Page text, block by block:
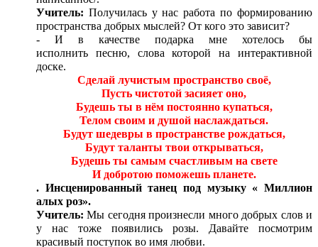
Учитель: Получилась у нас работа по формированию
пространства добрых мыслей? От кого это зависит?
- И в качестве подарка
мне хотелось бы
исполнить
песню, слова которой на интерактивной
доске.
Сделай лучистым пространство своё,
Пусть чистотой засияет оно,
Будешь ты в нём постоянно купаться,
Телом своим и душой наслаждаться.
Будут шедевры в пространстве рождаться,
Будут таланты твои открываться,
Будешь ты самым счастливым на свете
И добротою поможешь планете.
. Инсценированный танец под музыку « Миллион
алых роз».
Учитель:Мы сегодня произнесли много добрых слов и
у нас тоже появились розы. Давайте посмотрим
красивый поступок во имя любви.